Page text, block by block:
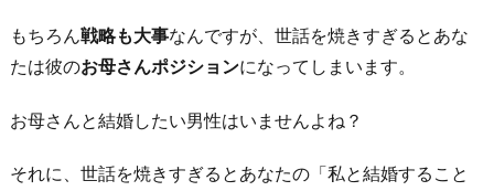
虐
す
わ
もちろん戦略も大事なんですが、世話を焼きすぎるとあな
たは彼のお母さんポジションになってしまいます。
お母さんと結婚したい男性はいませんよね？
それに、世話を焼きすぎるとあなたの「私と結婚すること